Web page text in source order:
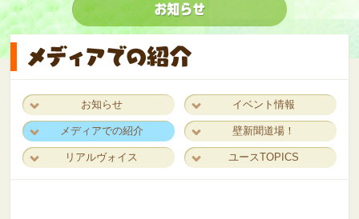
お知らせ イベント情報
メディアでの紹介 壁新聞道場！
リアルヴォイス ユースTOPICS